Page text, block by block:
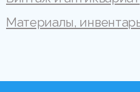
Материалы,